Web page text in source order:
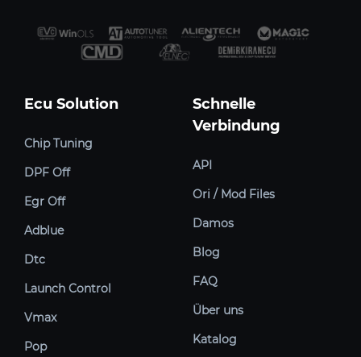
Ecu Solution
Chip Tuning
DPF Off
Egr Off
Adblue
Dtc
Launch Control
Vmax
Pop
Schnelle
Verbindung
API
Ori / Mod Files
Damos
Blog
FAQ
Über uns
Katalog